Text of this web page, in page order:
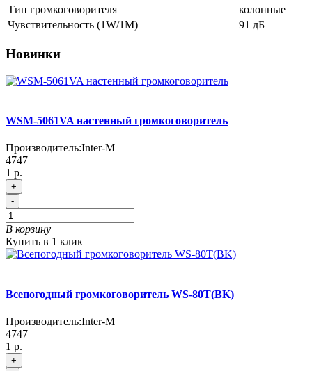
Тип громкоговорителя
колонные
Чувствительность (1W/1М)
91 дБ
Новинки
WSM-5061VA настенный громкоговоритель
Производитель:Inter-M
4747
1 р.
+
-
В корзину
Купить в 1 клик
Всепогодный громкоговоритель WS-80T(BK)
Производитель:Inter-M
4747
1 р.
+